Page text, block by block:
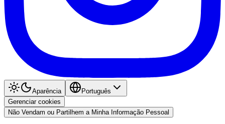
Aparência
Português
Gerenciar cookies
Não Vendam ou Partilhem a Minha Informação Pessoal